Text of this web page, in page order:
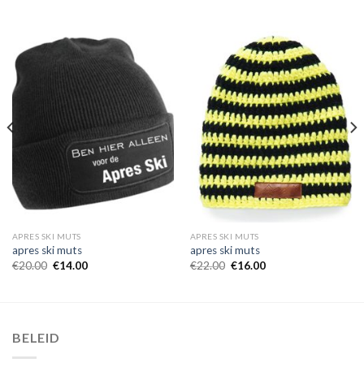
APRES SKI MUTS
apres ski muts
€20.00 €14.00
APRES SKI MUTS
apres ski muts
€22.00 €16.00
BELEID